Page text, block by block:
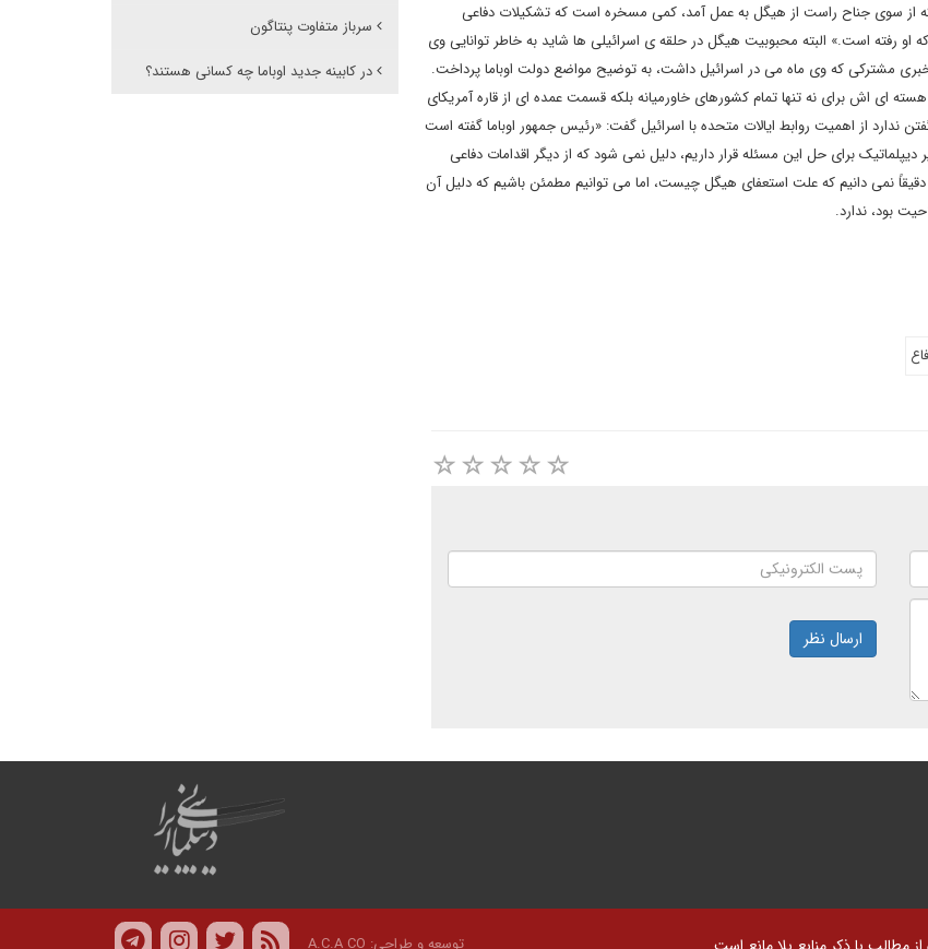
از سوی جناح راست از هیگل به عمل آمد، کمی مسخره است که تشکیلات دفاعی
او رفته است.» البته محبوبیت هیگل در حلقه ی اسرائیلی ها شاید به خاطر توانایی وی
مشترکی که وی ماه می در اسرائیل داشت، به توضیح مواضع دولت اوباما پرداخت.
ای اش برای نه تنها تمام کشورهای خاورمیانه بلکه قسمت عمده ای از قاره آمریکای
از اهمیت روابط ایالات متحده با اسرائیل گفت: «رئیس جمهور اوباما گفته است
برای حل این مسئله قرار داریم، دلیل نمی شود که از دیگر اقدامات دفاعی
نمی دانیم که علت استعفای هیگل چیست، اما می توانیم مطمئن باشیم که دلیل آن
بود، ندارد.
ارسال نظر
سرباز متفاوت پنتاگون
در کابینه جدید اوباما چه کسانی هستند؟